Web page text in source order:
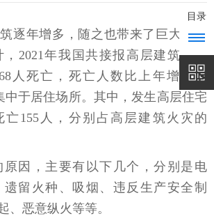
逐年增多，随之也带来了巨大的火
2021年我国共接报高层建筑火灾
人死亡，死亡人数比上年增加了
中于居住场所。其中，发生高层住宅
亡155人，分别占高层建筑火灾的
原因，主要有以下几个，分别是电
留火种、吸烟、违反生产安全制
、恶意纵火等等。
目录